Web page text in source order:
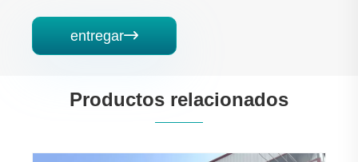
entregar
Productos relacionados